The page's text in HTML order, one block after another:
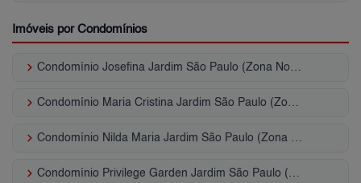
Imóveis por Condomínios
keyboard_arrow_right
keyboard_arrow_right
keyboard_arrow_right
keyboard_arrow_right